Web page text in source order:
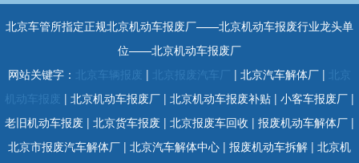
北京车管所指定正规北京机动车报废厂——北京机动车报废行业龙头单
位——北京机动车报废厂
网站关键字：
北京车辆报废 | 北京报废汽车厂 | 北京汽车解体厂 |
北京
机动车报废 | 北京机动车报废厂 | 北京机动车报废补贴 | 小客车报废厂 |
老旧机动车报废 | 北京货车报废 | 北京报废车回收 | 报废机动车解体厂 |
北京市报废汽车解体厂 | 北京汽车解体中心 | 报废机动车拆解 | 北京机